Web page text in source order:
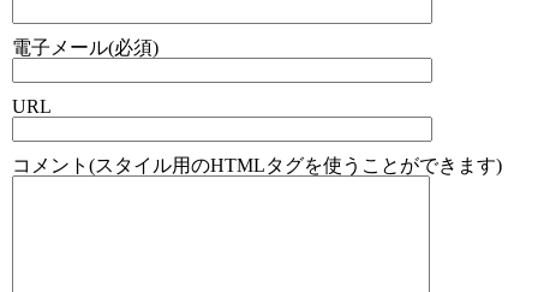
電子メール(必須)
URL
コメント(スタイル用のHTMLタグを使うことができます)